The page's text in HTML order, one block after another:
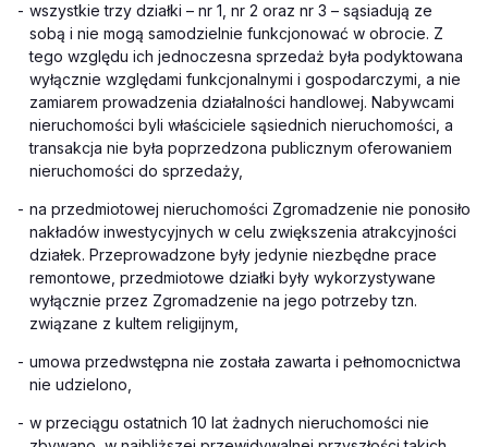
- wszystkie trzy działki – nr 1, nr 2 oraz nr 3 – sąsiadują ze
sobą i nie mogą samodzielnie funkcjonować w obrocie. Z
tego względu ich jednoczesna sprzedaż była podyktowana
wyłącznie względami funkcjonalnymi i gospodarczymi, a nie
zamiarem prowadzenia działalności handlowej. Nabywcami
nieruchomości byli właściciele sąsiednich nieruchomości, a
transakcja nie była poprzedzona publicznym oferowaniem
nieruchomości do sprzedaży,
- na przedmiotowej nieruchomości Zgromadzenie nie ponosiło
nakładów inwestycyjnych w celu zwiększenia atrakcyjności
działek. Przeprowadzone były jedynie niezbędne prace
remontowe, przedmiotowe działki były wykorzystywane
wyłącznie przez Zgromadzenie na jego potrzeby tzn.
związane z kultem religijnym,
- umowa przedwstępna nie została zawarta i pełnomocnictwa
nie udzielono,
- w przeciągu ostatnich 10 lat żadnych nieruchomości nie